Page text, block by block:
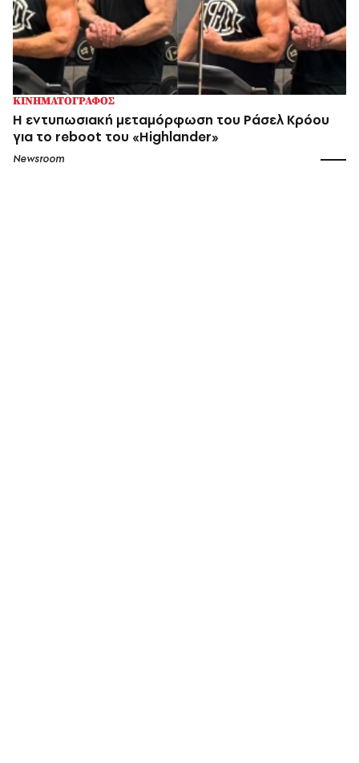
ΚΙΝΗΜΑΤΟΓΡΑΦΟΣ
Η εντυπωσιακή μεταμόρφωση του Ράσελ Κρόου
για το reboot του «Highlander»
Newsroom